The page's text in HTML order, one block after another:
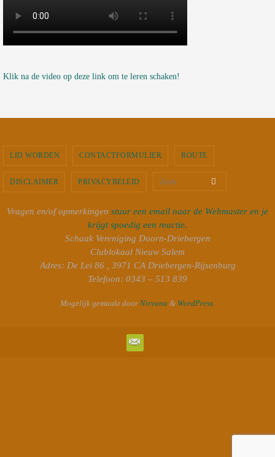
Klik na de video op deze link om te leren schaken!
LID WORDEN CONTACTFORMULIER ROUTE
DISCLAIMER PRIVACYBELEID Zoek
Vragen en/of opmerkingen stuur een email naar de Webmaster en je
krijgt spoedig een reactie.
Schaak Vereniging Doorn-Driebergen
Clublokaal Nieuw Salem
Adres: De Lei 86 , 3971 CA Driebergen-Rijsenburg
Telefoon: 0343 – 513 839
Mogelijk gemaakt door Nirvana & WordPress.